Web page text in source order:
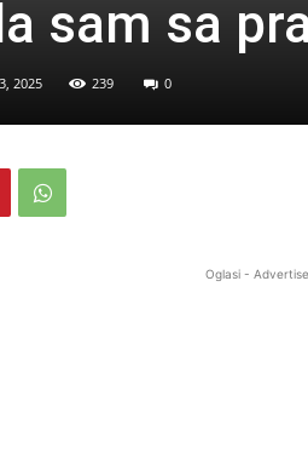
sam sa
2025 239 0
Oglasi -